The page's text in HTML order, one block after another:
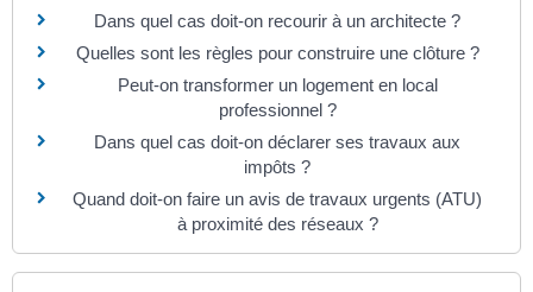
Dans quel cas doit-on recourir à un architecte ?
Quelles sont les règles pour construire une clôture ?
Peut-on transformer un logement en local
professionnel ?
Dans quel cas doit-on déclarer ses travaux aux
impôts ?
Quand doit-on faire un avis de travaux urgents (ATU)
à proximité des réseaux ?